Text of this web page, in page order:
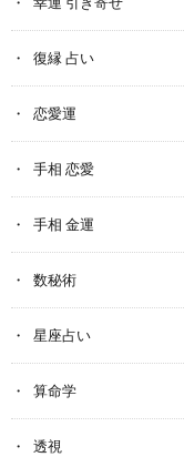
復縁 占い
恋愛運
手相 恋愛
手相 金運
数秘術
星座占い
算命学
透視